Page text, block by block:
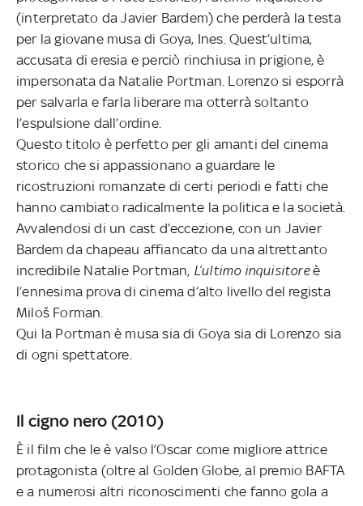
(interpretato da Javier Bardem) che perderà la testa
per la giovane musa di Goya, Ines. Quest’ultima,
accusata di eresia e perciò rinchiusa in prigione, è
impersonata da Natalie Portman. Lorenzo si esporrà
per salvarla e farla liberare ma otterrà soltanto
l’espulsione dall’ordine.
Questo titolo è perfetto per gli amanti del cinema
storico che si appassionano a guardare le
ricostruzioni romanzate di certi periodi e fatti che
hanno cambiato radicalmente la politica e la società.
Avvalendosi di un cast d’eccezione, con un Javier
Bardem da chapeau affiancato da una altrettanto
incredibile Natalie Portman, L’ultimo inquisitoreè
l’ennesima prova di cinema d’alto livello del regista
Miloš Forman.
Qui la Portman è musa sia di Goya sia di Lorenzo sia
di ogni spettatore.
Il cigno nero (2010)
È il film che le è valso l’Oscar come migliore attrice
protagonista (oltre al Golden Globe, al premio BAFTA
e a numerosi altri riconoscimenti che fanno gola a